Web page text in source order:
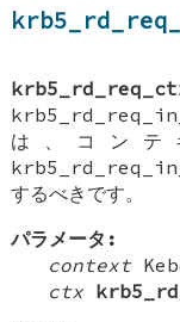
は、コンテ
するべきです。
パラメータ:
context
ctx